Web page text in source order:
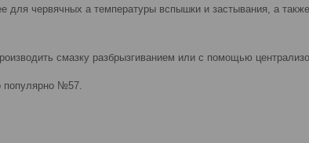
для червячных а температуры вспышки и застывания, а
смазку разбрызгиванием или с помощью
популярно №57.